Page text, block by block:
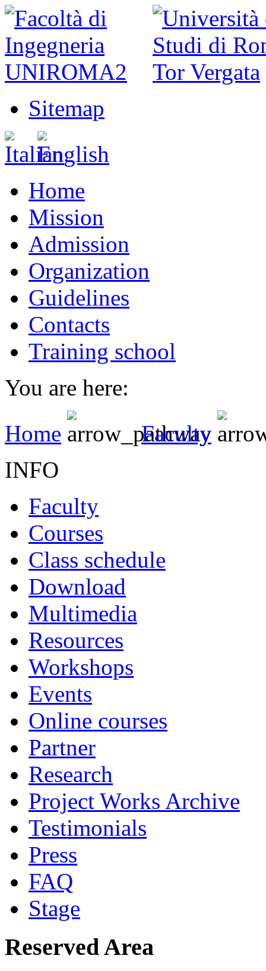
Sitemap
Home
Mission
Admission
Organization
Guidelines
Contacts
Training school
You are here:
Home
Faculty
INFO
Faculty
Courses
Class schedule
Download
Multimedia
Resources
Workshops
Events
Online courses
Partner
Research
Project Works Archive
Testimonials
Press
FAQ
Stage
Reserved Area